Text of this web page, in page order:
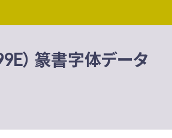
） 篆書字体データ